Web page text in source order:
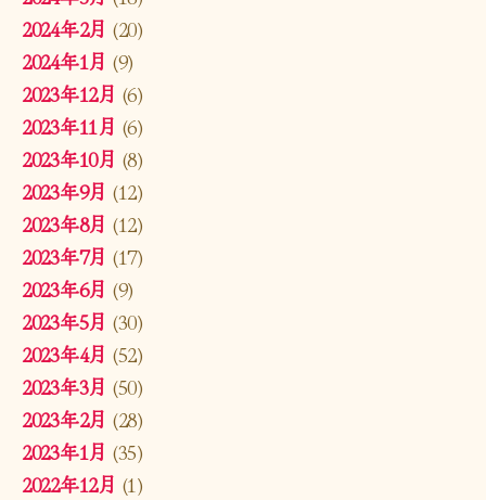
2024年2月 (20)
2024年1月 (9)
2023年12月 (6)
2023年11月 (6)
2023年10月 (8)
2023年9月 (12)
2023年8月 (12)
2023年7月 (17)
2023年6月 (9)
2023年5月 (30)
2023年4月 (52)
2023年3月 (50)
2023年2月 (28)
2023年1月 (35)
2022年12月 (1)